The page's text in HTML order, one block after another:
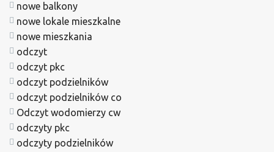
nowe balkony
nowe lokale mieszkalne
nowe mieszkania
odczyt
odczyt pkc
odczyt podzielników
odczyt podzielników co
Odczyt wodomierzy cw
odczyty pkc
odczyty podzielników